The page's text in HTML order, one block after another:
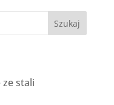
Szukaj
stali